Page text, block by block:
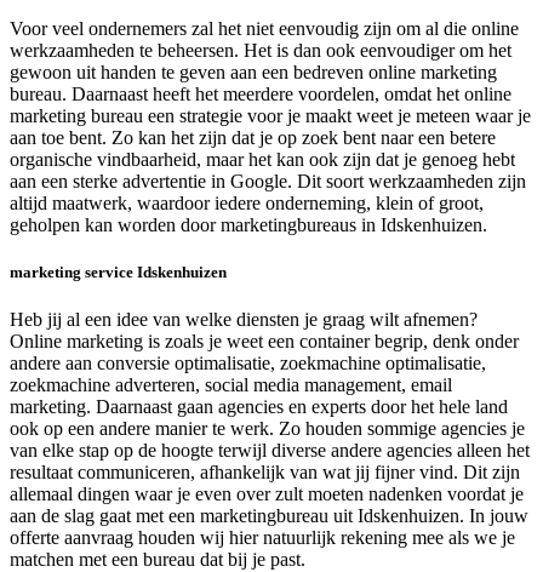
Voor veel ondernemers zal het niet eenvoudig zijn om al die online
werkzaamheden te beheersen. Het is dan ook eenvoudiger om het
gewoon uit handen te geven aan een bedreven online marketing
bureau. Daarnaast heeft het meerdere voordelen, omdat het online
marketing bureau een strategie voor je maakt weet je meteen waar je
aan toe bent. Zo kan het zijn dat je op zoek bent naar een betere
organische vindbaarheid, maar het kan ook zijn dat je genoeg hebt
aan een sterke advertentie in Google. Dit soort werkzaamheden zijn
altijd maatwerk, waardoor iedere onderneming, klein of groot,
geholpen kan worden door marketingbureaus in Idskenhuizen.
marketing service Idskenhuizen
Heb jij al een idee van welke diensten je graag wilt afnemen?
Online marketing is zoals je weet een container begrip, denk onder
andere aan conversie optimalisatie, zoekmachine optimalisatie,
zoekmachine adverteren, social media management, email
marketing. Daarnaast gaan agencies en experts door het hele land
ook op een andere manier te werk. Zo houden sommige agencies je
van elke stap op de hoogte terwijl diverse andere agencies alleen het
resultaat communiceren, afhankelijk van wat jij fijner vind. Dit zijn
allemaal dingen waar je even over zult moeten nadenken voordat je
aan de slag gaat met een marketingbureau uit Idskenhuizen. In jouw
offerte aanvraag houden wij hier natuurlijk rekening mee als we je
matchen met een bureau dat bij je past.